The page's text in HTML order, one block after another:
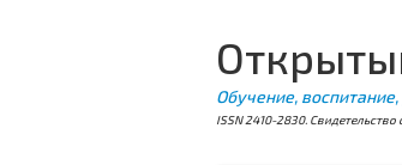
Обучение,
ISSN 2410-2830.